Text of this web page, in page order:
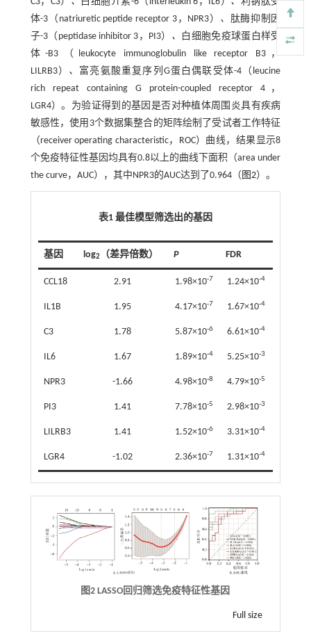
体-3（natriuretic peptide receptor 3，NPR3） 、 肽酶抑制因
子-3（peptidase inhibitor 3，PI3） 、
白细胞免疫球蛋白样受
体-B3（leukocyte immunoglobulin like receptor B3，
LILRB3） 、 富亮氨酸重复序列G蛋白偶联受体-4（leucine
rich repeat containing G protein-coupled receptor 4，
LGR4）。为验证得到的基因是否对种植体周围炎具有疾病
敏感性，使用3个数据集整合的矩阵绘制了受试者工作特征
（receiver operating characteristic，ROC）曲线，结果显示8
个免疫特征性基因均具有0.8以上的曲线下面积（area under
the curve，AUC），其中NPR3的AUC达到了0.964（ 图2）。
表1 最佳模型筛选出的基因
基因 log2 （差异倍数） P FDR
CCL18 2.91 1.98×10-7 1.24×10-4
IL1B 1.95 4.17×10-7 1.67×10-4
C3 1.78 5.87×10-6 6.61×10-4
IL6 1.67 1.89×10-4 5.25×10-3
NPR3 -1.66 4.98×10-8 4.79×10-5
PI3 1.41 7.78×10-5 2.98×10-3
LILRB3 1.41 1.52×10-6 3.31×10-4
LGR4 -1.02 2.36×10-7 1.31×10-4
图2 LASSO回归筛选免疫特征性基因
Full size